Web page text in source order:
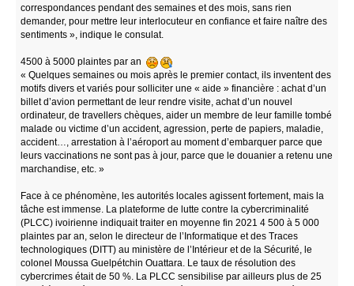
correspondances pendant des semaines et des mois, sans rien
demander, pour mettre leur interlocuteur en confiance et faire naître des
sentiments », indique le consulat.
4500 à 5000 plaintes par an
« Quelques semaines ou mois après le premier contact, ils inventent des
motifs divers et variés pour solliciter une « aide » financière : achat d’un
billet d’avion permettant de leur rendre visite, achat d’un nouvel
ordinateur, de travellers chèques, aider un membre de leur famille tombé
malade ou victime d’un accident, agression, perte de papiers, maladie,
accident…, arrestation à l’aéroport au moment d’embarquer parce que
leurs vaccinations ne sont pas à jour, parce que le douanier a retenu une
marchandise, etc. »
Face à ce phénomène, les autorités locales agissent fortement, mais la
tâche est immense. La plateforme de lutte contre la cybercriminalité
(PLCC) ivoirienne indiquait traiter en moyenne fin 2021 4 500 à 5 000
plaintes par an, selon le directeur de l’Informatique et des Traces
technologiques (DITT) au ministère de l’Intérieur et de la Sécurité, le
colonel Moussa Guelpétchin Ouattara. Le taux de résolution des
cybercrimes était de 50 %. La PLCC sensibilise par ailleurs plus de 25